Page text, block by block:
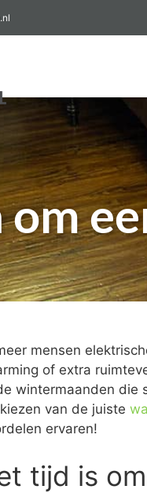
om
mensen
of extra
wintermaanden die
van de juiste
ervaren!
tijd is